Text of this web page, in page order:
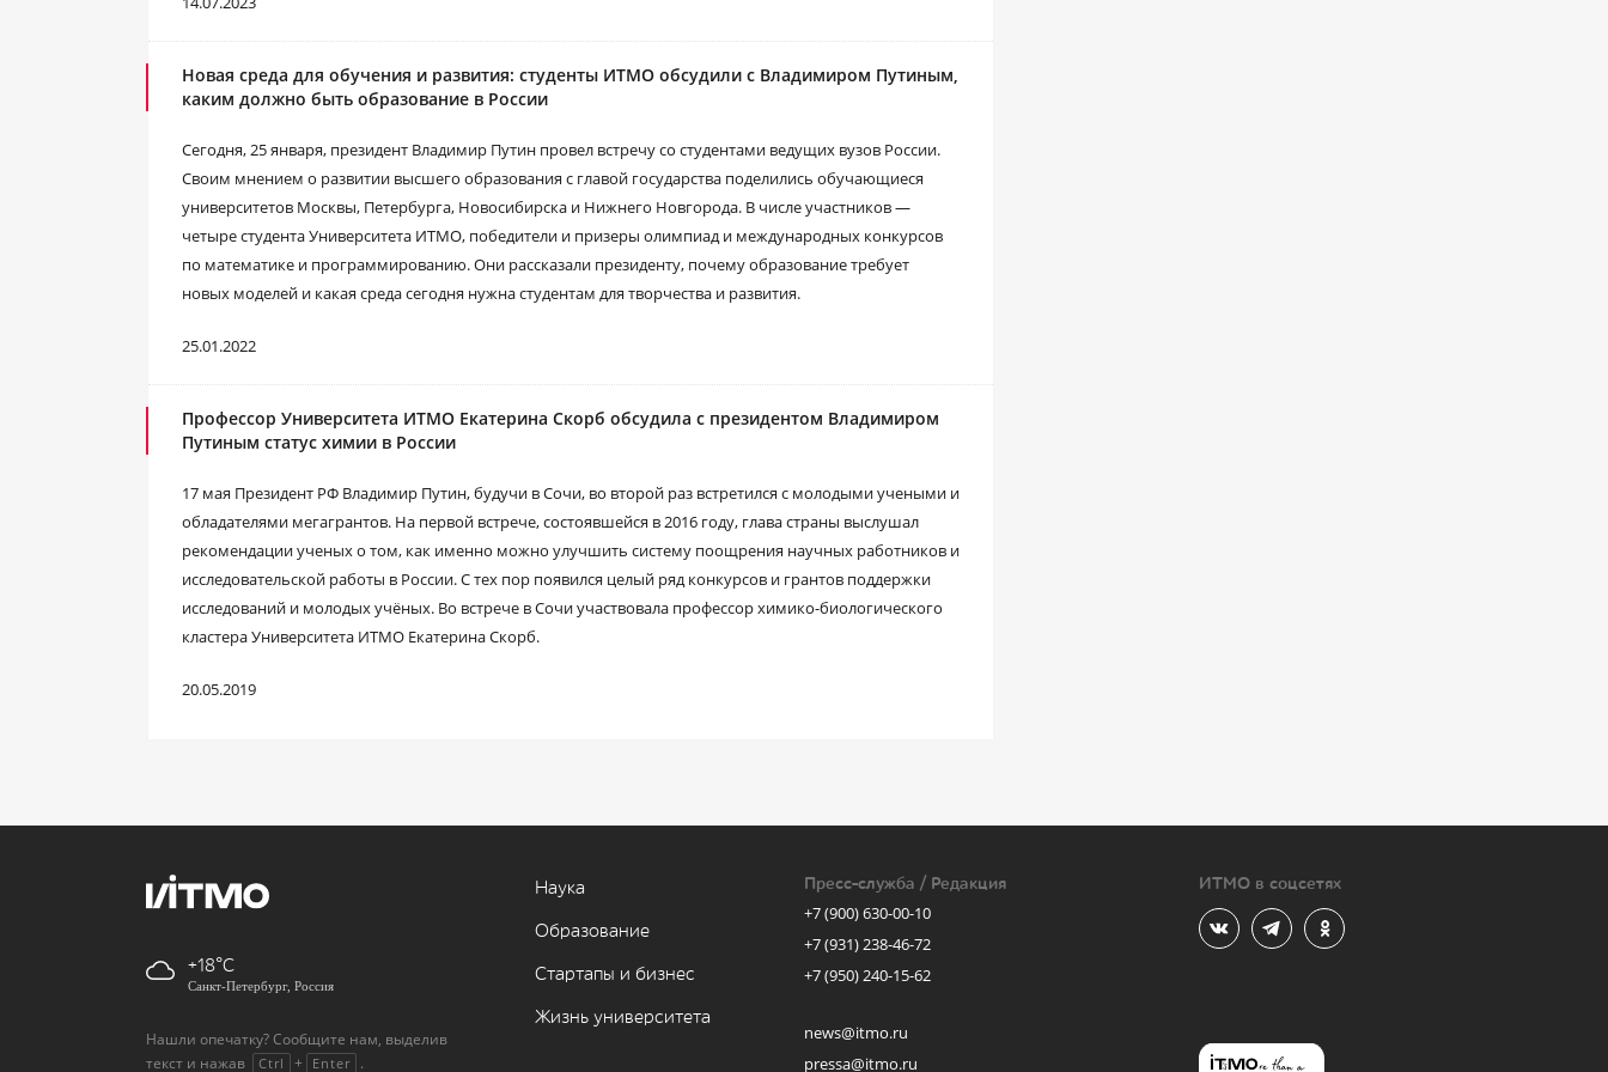
Новая среда для обучения и развития: студенты ИТМО обсудили с Владимиром Путиным,
каким должно быть образование в России
Сегодня, 25 января, президент Владимир Путин провел встречу со студентами ведущих вузов России.
Своим мнением о развитии высшего образования с главой государства поделились обучающиеся
университетов Москвы, Петербурга, Новосибирска и Нижнего Новгорода. В числе участников ―
четыре студента Университета ИТМО, победители и призеры олимпиад и международных конкурсов
по математике и программированию. Они рассказали президенту, почему образование требует
новых моделей и какая среда сегодня нужна студентам для творчества и развития.
25.01.2022
Профессор Университета ИТМО Екатерина Скорб обсудила с президентом Владимиром
Путиным статус химии в России
17 мая Президент РФ Владимир Путин, будучи в Сочи, во второй раз встретился с молодыми учеными и
обладателями мегагрантов. На первой встрече, состоявшейся в 2016 году, глава страны выслушал
рекомендации ученых о том, как именно можно улучшить систему поощрения научных работников и
исследовательской работы в России. С тех пор появился целый ряд конкурсов и грантов поддержки
исследований и молодых учёных. Во встрече в Сочи участвовала профессор химико-биологического
кластера Университета ИТМО Екатерина Скорб.
20.05.2019
+18
Санкт-Петербург, Россия
Нашли опечатку? Сообщите нам, выделив
текст и нажав
Ctrl + Enter .
Наука
Образование
Стартапы и бизнес
Жизнь университета
Пресс-служба / Редакция
+7 (900) 630-00-10
+7 (931) 238-46-72
+7 (950) 240-15-62
news@itmo.ru
pressa@itmo.ru
ИТМО в соцсетях